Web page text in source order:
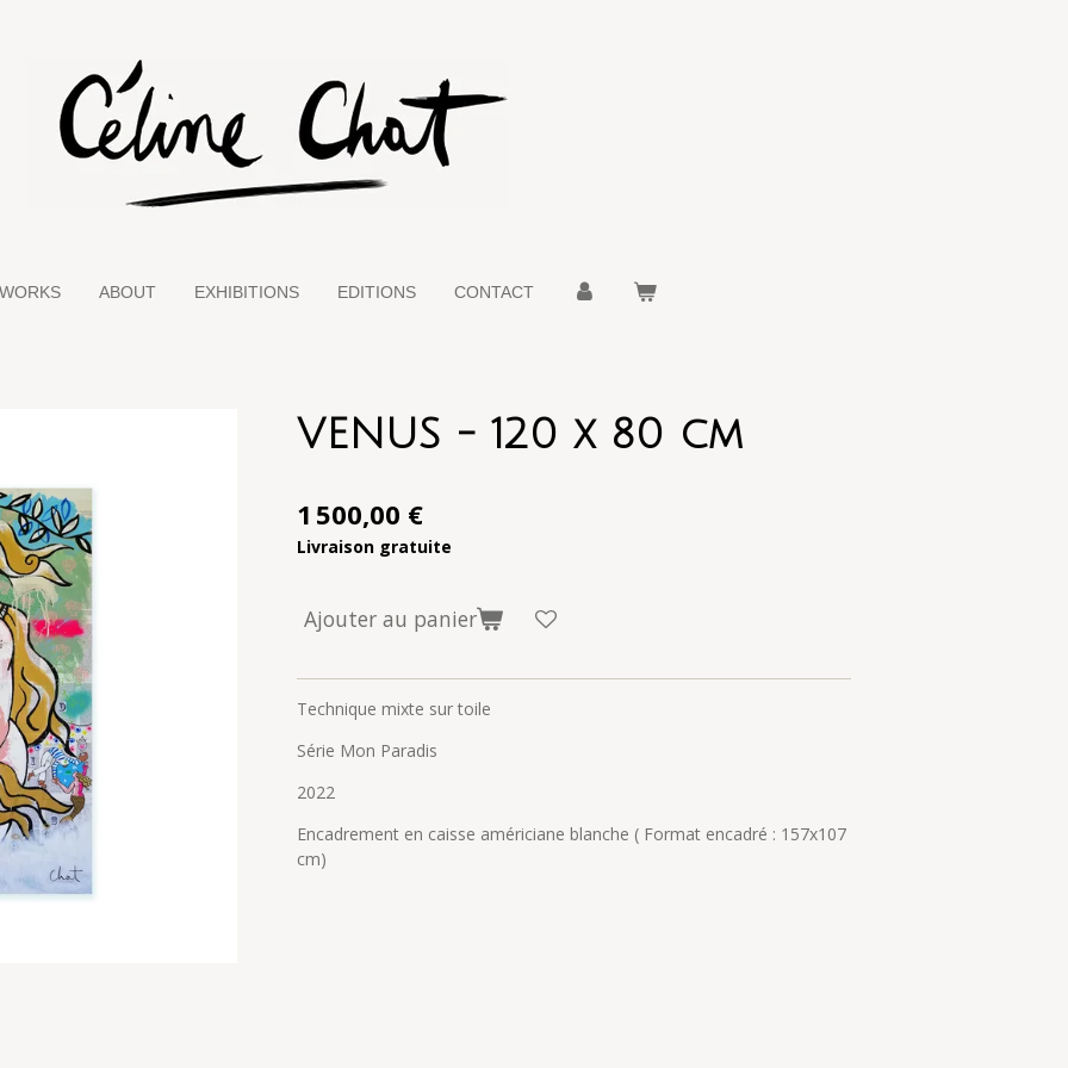
ABOUT EXHIBITIONS EDITIONS CONTACT
VENUS - 120 x 80 cm
1 500,00 €
Livraison gratuite
Ajouter au panier
Technique mixte sur toile
Série Mon Paradis
2022
Encadrement en caisse américiane blanche ( Format encadré : 157x107
cm)